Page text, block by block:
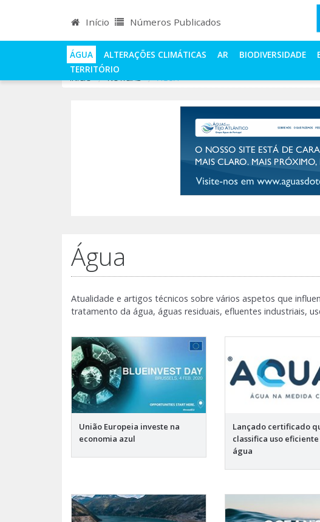
Início Números Publicados
ÁGUA ALTERAÇÕES CLIMÁTICAS AR BIODIVERSIDADE
TERRITÓRIO
INÍCIO NOTÍCIAS ÁGUA
Água
Atualidade e artigos técnicos sobre vários aspetos que
tratamento da água, águas residuais, efluentes industriais,
União Europeia investe na
economia azul
Lançado certificado
classifica uso
água